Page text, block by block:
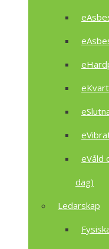
eVåld
dag)
Ledarskap